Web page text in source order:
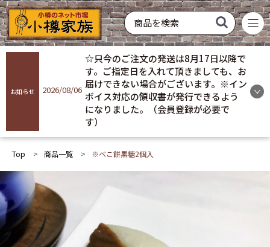
菓子 飲料 酒類 硝子製品 常温配送
冷蔵配送 冷凍配送 お買い得 おすすめ ギフト
商品を探す
ログイン
会員登録
お気に入り
ご利用ガイド
プライバシーポリシー
お知らせ 2026/08/06
☆只今のご注文の発送は8月17日以降で
す。ご指定日を入れて頂きましても、お
届けできない場合がございます。※イン
ボイス対応の領収書が発行できるよう
になりました。（会員登録が必要で
す）
Top 商品一覧 ※べこ餅黒糖2個入